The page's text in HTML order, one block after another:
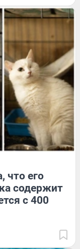
что его
содержит
с 400